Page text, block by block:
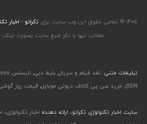
۱۴۰۵ © تمامی حقوق این وب سایت برای تکراتو - اخبار
مطالب تنها با ذکر منبع سایت بصورت
تبلیغات متنی: نقد فیلم و سریال, بلیط دبی,
EDR)
, خرید سی پی کالاف دیوتی موبایل, قیمت روز
سایت اخبار تکنولوژی تکراتو، ارائه دهنده اخبار تکنولوژی،